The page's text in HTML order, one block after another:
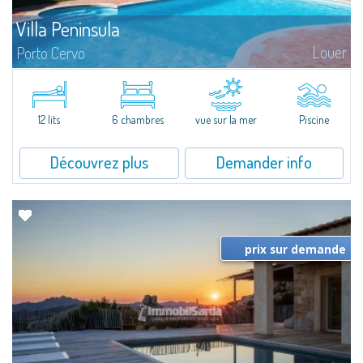
Villa Peninsula
Porto Cervo Louer
Un jardin relaxant donnant sur la mer cristalline de Sardaigne.À proximité
du port de plaisance de Porto Cervo et de la plage de Cala de Flores, Villa
Peninsula offre une extraordinaire vue sur la pleine mer.La villa...
12 lits 6 chambres vue sur la mer Piscine
Découvrez plus Demander info
prix sur demande